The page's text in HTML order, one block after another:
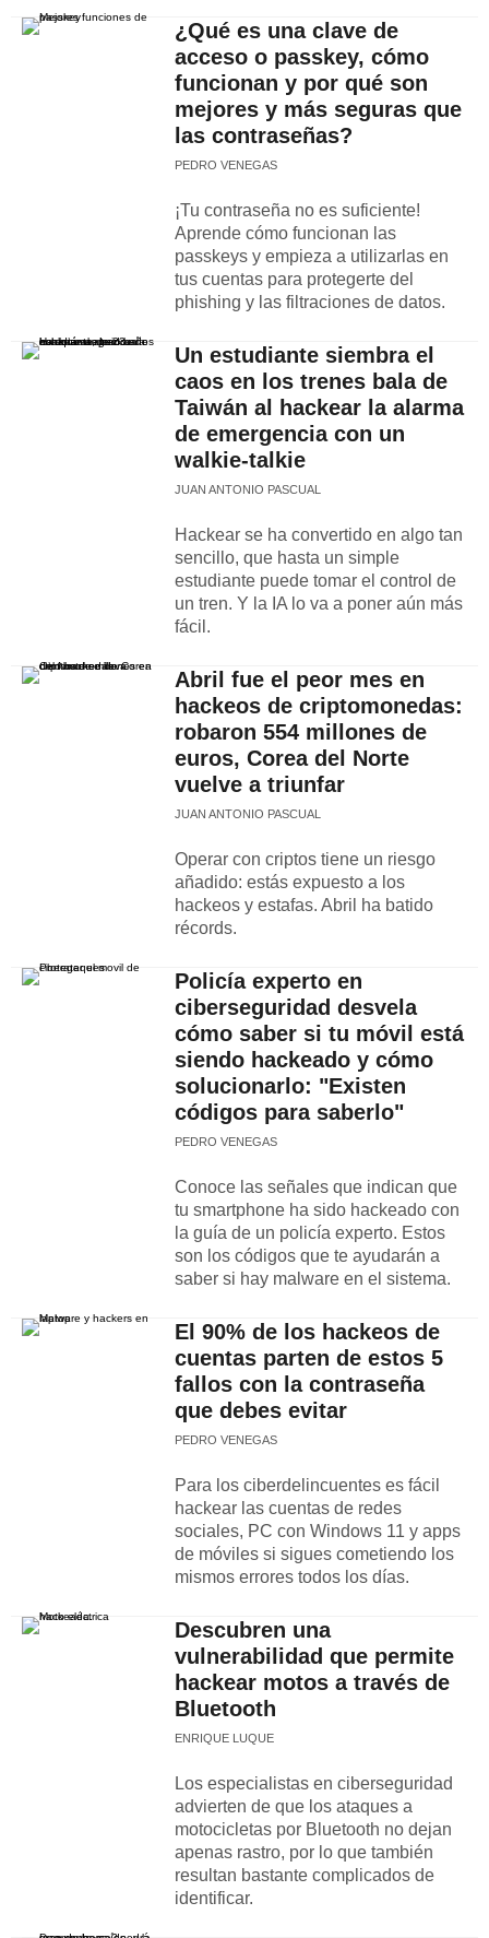
¿Qué es una clave de
acceso o passkey, cómo
funcionan y por qué son
mejores y más seguras que
las contraseñas?
PEDRO VENEGAS
¡Tu contraseña no es suficiente!
Aprende cómo funcionan las
passkeys y empieza a utilizarlas en
tus cuentas para protegerte del
phishing y las filtraciones de datos.
Un estudiante siembra el
caos en los trenes bala de
Taiwán al hackear la alarma
de emergencia con un
walkie-talkie
JUAN ANTONIO PASCUAL
Hackear se ha convertido en algo tan
sencillo, que hasta un simple
estudiante puede tomar el control de
un tren. Y la IA lo va a poner aún más
fácil.
Abril fue el peor mes en
hackeos de criptomonedas:
robaron 554 millones de
euros, Corea del Norte
vuelve a triunfar
JUAN ANTONIO PASCUAL
Operar con criptos tiene un riesgo
añadido: estás expuesto a los
hackeos y estafas. Abril ha batido
récords.
Policía experto en
ciberseguridad desvela
cómo saber si tu móvil está
siendo hackeado y cómo
solucionarlo: "Existen
códigos para saberlo"
PEDRO VENEGAS
Conoce las señales que indican que
tu smartphone ha sido hackeado con
la guía de un policía experto. Estos
son los códigos que te ayudarán a
saber si hay malware en el sistema.
El 90% de los hackeos de
cuentas parten de estos 5
fallos con la contraseña
que debes evitar
PEDRO VENEGAS
Para los ciberdelincuentes es fácil
hackear las cuentas de redes
sociales, PC con Windows 11 y apps
de móviles si sigues cometiendo los
mismos errores todos los días.
Descubren una
vulnerabilidad que permite
hackear motos a través de
Bluetooth
ENRIQUE LUQUE
Los especialistas en ciberseguridad
advierten de que los ataques a
motocicletas por Bluetooth no dejan
apenas rastro, por lo que también
resultan bastante complicados de
identificar.